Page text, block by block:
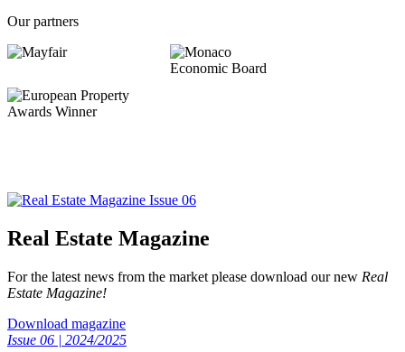
Our partners
Real Estate Magazine
For the latest news from the market please download our new Real
Estate Magazine!
Download magazine
Issue 06 | 2024/2025